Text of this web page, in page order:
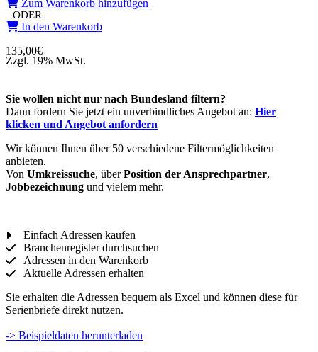
Zum Warenkorb hinzufügen
ODER
In den Warenkorb
135,00€
Zzgl. 19% MwSt.
Sie wollen nicht nur nach Bundesland filtern?
Dann fordern Sie jetzt ein unverbindliches Angebot an: Hier
klicken und Angebot anfordern
Wir können Ihnen über 50 verschiedene Filtermöglichkeiten
anbieten.
Von Umkreissuche, überPosition der Ansprechpartner,
Jobbezeichnung und vielem mehr.
Einfach Adressen kaufen
Branchenregister durchsuchen
Adressen in den Warenkorb
Aktuelle Adressen erhalten
Sie erhalten die Adressen bequem als Excel und können diese für
Serienbriefe direkt nutzen.
-> Beispieldaten herunterladen